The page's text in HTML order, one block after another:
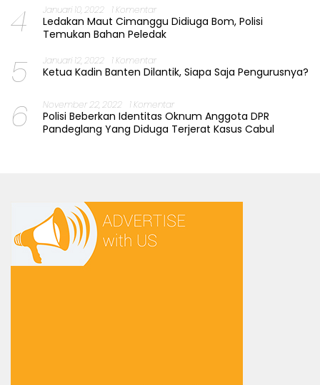
4 Januari 10, 2022 1 Komentar
Ledakan Maut Cimanggu Didiuga Bom, Polisi
Temukan Bahan Peledak
5 Januari 12, 2022 1 Komentar
Ketua Kadin Banten Dilantik, Siapa Saja Pengurusnya?
6 November 22, 2022 1 Komentar
Polisi Beberkan Identitas Oknum Anggota DPR
Pandeglang Yang Diduga Terjerat Kasus Cabul